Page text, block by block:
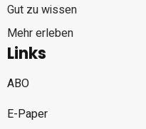
Gut zu wissen
Mehr erleben
Links
ABO
E-Paper